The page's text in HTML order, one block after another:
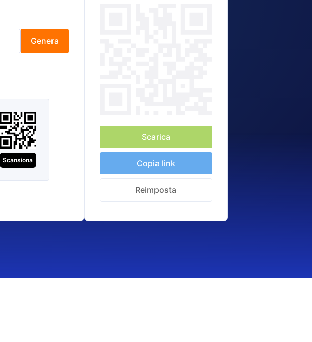
Genera
Scansiona
Scarica
Copia link
Reimposta